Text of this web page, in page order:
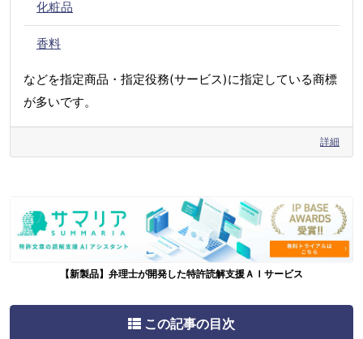
化粧品
香料
などを指定商品・指定役務(サービス)に指定している商標
が多いです。
詳細
【新製品】弁理士が開発した特許読解支援ＡＩサービス
この記事の目次